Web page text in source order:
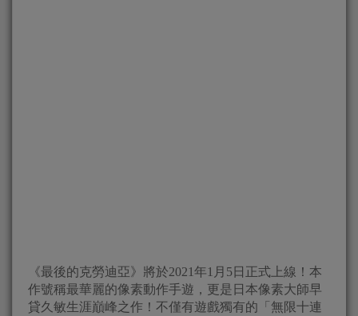
《最後的克勞迪亞》將於2021年1月5日正式上線！本
作號稱最華麗的像素動作手遊，更是日本像素大師早
貸久敏生涯巔峰之作！不僅有遊戲獨有的「無限十連